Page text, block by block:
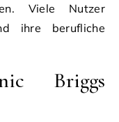
Viele Nutzer
ihre berufliche
Briggs